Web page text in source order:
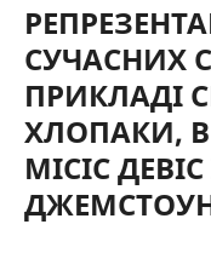
СУЧАСНИХ
ПРИКЛАДІ
ХЛОПАКИ,
МІСІС